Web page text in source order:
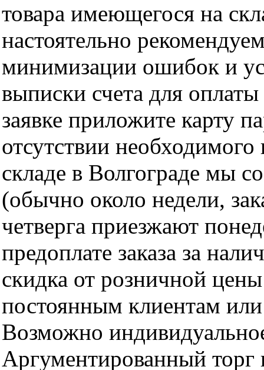
товара имеющегося на
настоятельно
минимизации ошибок и
выписки счета для
заявке приложите карту
отсутствии
складе в Волгограде мы
(обычно около недели,
четверга приезжают
предоплате заказа за
скидка от розничной
постоянным клиентам
Возможно
Аргументированный торг